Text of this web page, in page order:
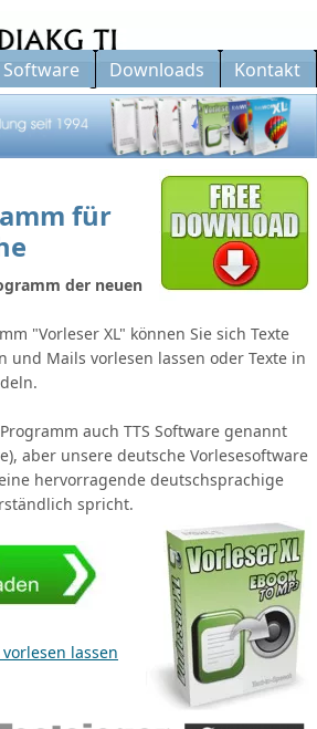
seit 1994...
Software Downloads Kontakt
für
der neuen
"Vorleser XL" können Sie sich Texte
und Mails vorlesen lassen oder Texte in
auch TTS Software genannt
aber unsere deutsche Vorlesesoftware
hervorragende deutschsprachige
spricht.
lassen